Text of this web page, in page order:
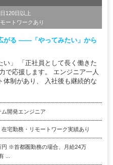
120日以上
ートワークあり
がる ――「やってみたい」から
い」 「正社員として長く働きた
応援します。 エンジニア一人
体制があり、 入社後も継続的な
開発エンジニア
在宅勤務・リモートワーク実績あり
円 ※首都圏勤務の場合、月給24万
...